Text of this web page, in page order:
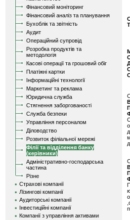
Фінансовий моніторинг
Фінансовий аналіз та планування
Бухоблік та звітність
Аудит
Операційний супровід
Розробка продуктів та
методологія
Касові операції та грошовий обіг
Платіжні картки
Інформаційні технології
Маркетинг та реклама
Юридична служба
Стягнення заборгованості
Служба безпеки
Управління персоналом
Діловодство
Розвиток філіальної мережі
Філії та відділення банку
(керівники)
Адміністративно-господарська
частина
Різне
Страхові компанії
Лізингові компанії
Аудиторські компанії
Інвестиційні компанії
Компанії з управління активами